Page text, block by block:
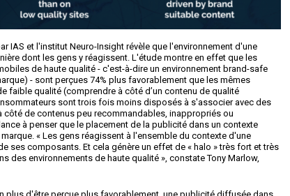
IAS et l'institut Neuro-Insight révèle que l'environnement d'une
dont les gens y réagissent. L'étude montre en effet que les
de haute qualité - c'est-à-dire un environnement brand-safe
- sont perçues 74% plus favorablement que les mêmes
faible qualité (comprendre à côté d’un contenu de qualité
sont trois fois moins disposés à s'associer avec des
de contenus peu recommandables, inappropriés ou
à penser que le placement de la publicité dans un contexte
« Les gens réagissent à l'ensemble du contexte d'une
ses composants. Et cela génère un effet de « halo » très fort et très
des environnements de haute qualité », constate Tony Marlow,